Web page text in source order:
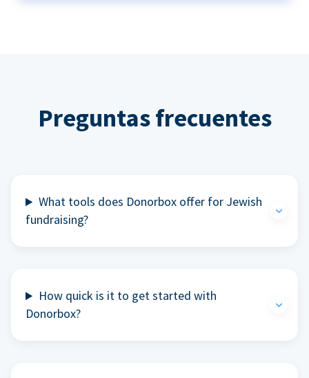
Preguntas frecuentes
What tools does Donorbox offer for Jewish
fundraising?
How quick is it to get started with
Donorbox?